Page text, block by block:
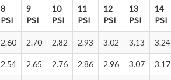
8
PSI
9
PSI
10
PSI
11
PSI
12
PSI
13
PSI
14
PSI
8
9
10
11
12
13
14
2.60 2.70 2.82 2.93 3.02 3.13 3.24
2.54 2.65 2.76 2.86 2.96 3.07 3.17